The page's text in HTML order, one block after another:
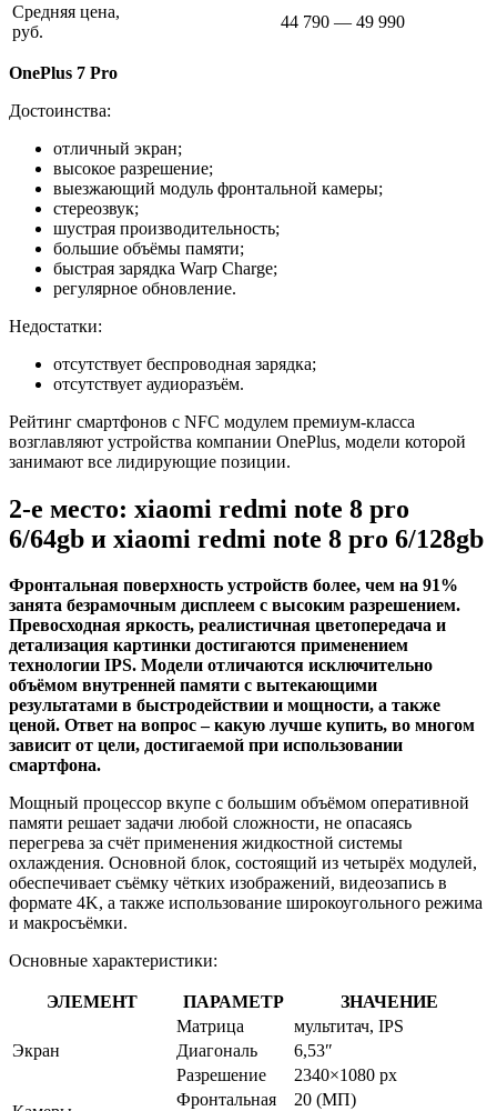
Средняя цена,
руб.
44 790 — 49 990
OnePlus 7 Pro
Достоинства:
отличный экран;
высокое разрешение;
выезжающий модуль фронтальной камеры;
стереозвук;
шустрая производительность;
большие объёмы памяти;
быстрая зарядка Warp Charge;
регулярное обновление.
Недостатки:
отсутствует беспроводная зарядка;
отсутствует аудиоразъём.
Рейтинг смартфонов с NFC модулем премиум-класса
возглавляют устройства компании OnePlus, модели которой
занимают все лидирующие позиции.
2-е место: xiaomi redmi note 8 pro
6/64gb и xiaomi redmi note 8 pro 6/128gb
Фронтальная поверхность устройств более, чем на 91%
занята безрамочным дисплеем с высоким разрешением.
Превосходная яркость, реалистичная цветопередача и
детализация картинки достигаются применением
технологии IPS. Модели отличаются исключительно
объёмом внутренней памяти с вытекающими
результатами в быстродействии и мощности, а также
ценой. Ответ на вопрос – какую лучше купить, во многом
зависит от цели, достигаемой при использовании
смартфона.
Мощный процессор вкупе с большим объёмом оперативной
памяти решает задачи любой сложности, не опасаясь
перегрева за счёт применения жидкостной системы
охлаждения. Основной блок, состоящий из четырёх модулей,
обеспечивает съёмку чётких изображений, видеозапись в
формате 4K, а также использование широкоугольного режима
и макросъёмки.
Основные характеристики:
ЭЛЕМЕНТ ПАРАМЕТР ЗНАЧЕНИЕ
Экран
Матрица
мультитач, IPS
Диагональ
6,53″
Разрешение
2340×1080 px
Фронтальная 20 (МП)